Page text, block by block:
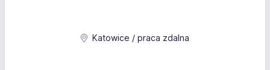
Katowice / praca zdalna